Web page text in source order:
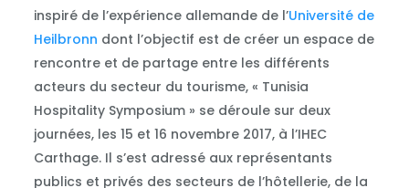
inspiré de l’expérience allemande de l’Université de
Heilbronn dont l’objectif est de créer un espace de
rencontre et de partage entre les différents
acteurs du secteur du tourisme, « Tunisia
Hospitality Symposium » se déroule sur deux
journées, les 15 et 16 novembre 2017, à l’IHEC
Carthage. Il s’est adressé aux représentants
publics et privés des secteurs de l’hôtellerie, de la